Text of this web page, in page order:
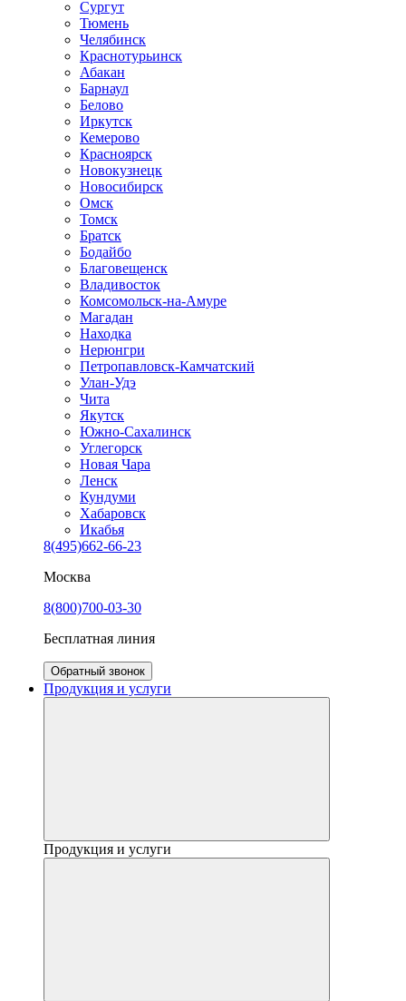
Сургут
Тюмень
Челябинск
Краснотурьинск
Абакан
Барнаул
Белово
Иркутск
Кемерово
Красноярск
Новокузнецк
Новосибирск
Омск
Томск
Братск
Бодайбо
Благовещенск
Владивосток
Комсомольск-на-Амуре
Магадан
Находка
Нерюнгри
Петропавловск-Камчатский
Улан-Удэ
Чита
Якутск
Южно-Сахалинск
Углегорск
Новая Чара
Ленск
Кундуми
Хабаровск
Икабья
8(495)662-66-23
Москва
8(800)700-03-30
Бесплатная линия
Обратный звонок
Продукция и услуги
Продукция и услуги